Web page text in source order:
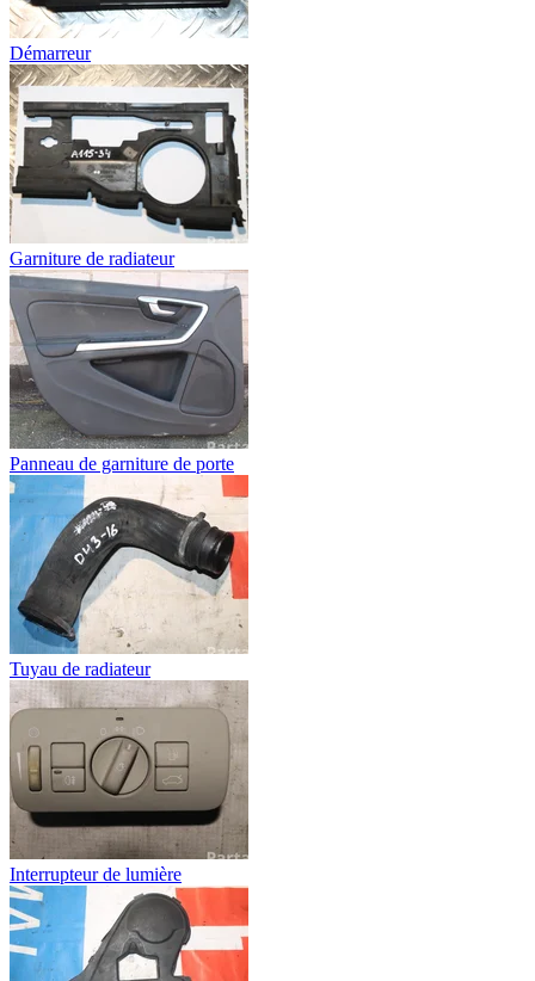
Démarreur
Garniture de radiateur
Panneau de garniture de porte
Tuyau de radiateur
Interrupteur de lumière